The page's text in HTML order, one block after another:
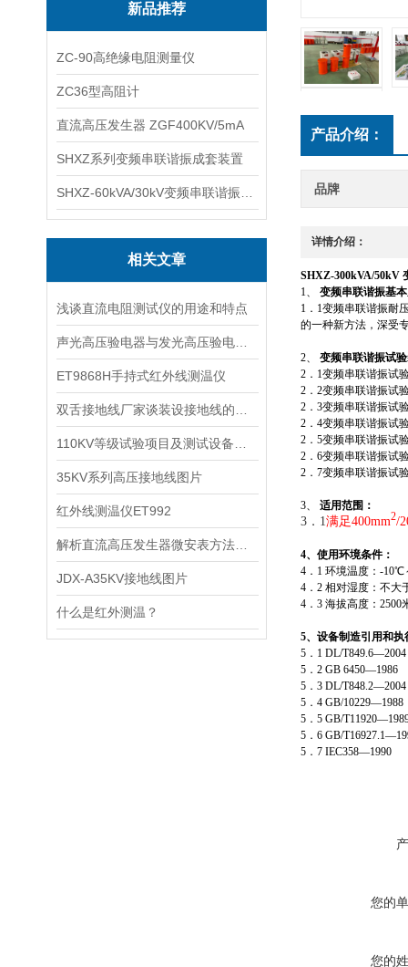
新品推荐
ZC-90高绝缘电阻测量仪
ZC36型高阻计
直流高压发生器 ZGF400KV/5mA
SHXZ系列变频串联谐振成套装置
相关文章
浅谈直流电阻测试仪的用途和特点
ET9868H手持式红外线测温仪
35KV系列高压接地线图片
红外线测温仪ET992
JDX-A35KV接地线图片
什么是红外测温？
产品介绍：
品牌
详情介绍：
SHXZ-300kVA/50kV
1、 变频串联谐振基
1．1变频串联谐振耐
的一种新方法，深受
2、 变频串联谐振试
2．1变频串联谐振试
2．2变频串联谐振试
2．3变频串联谐振试
2．4变频串联谐振试
2．5变频串联谐振试
2．6变频串联谐振试
2．7变频串联谐振试
3、 适用范围：
3．1满足400mm2/
4、使用环境条件：
4．1 环境温度：-
4．2 相对湿度：不大
4．3 海拔高度：2500
5、设备制造引用和执
5．1 DL/
5．2 GB
5．3 DL/
5．4 GB/
5．5 GB/
5．6 GB/
5．7 IEC358—1990
您的
您的